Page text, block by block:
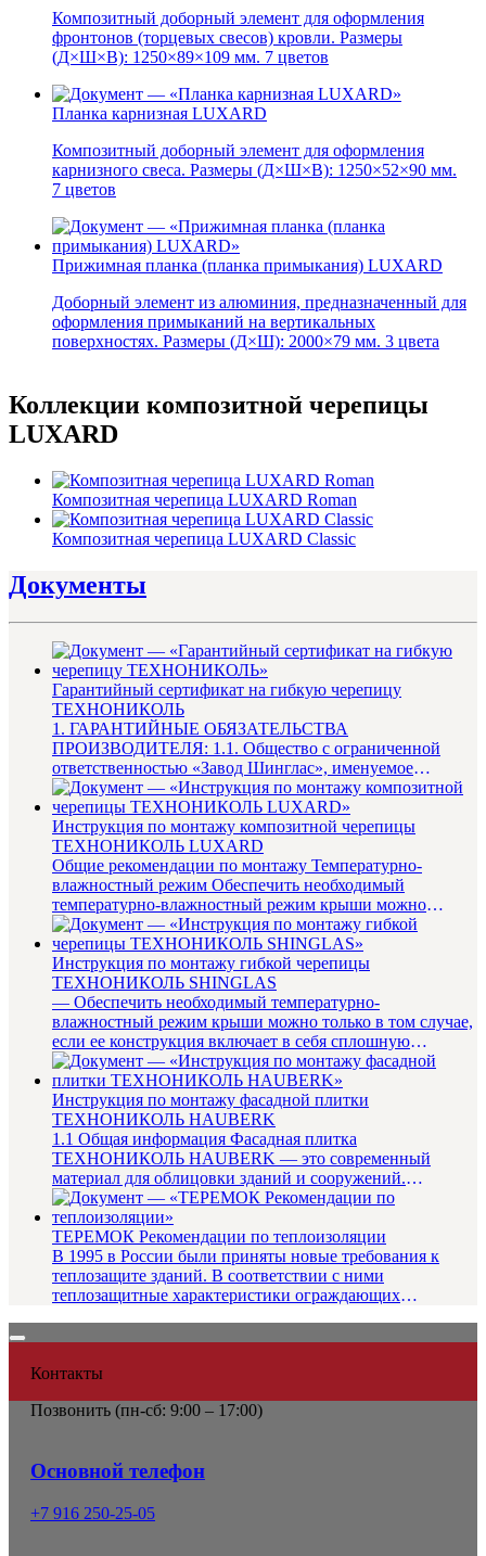
Композитный доборный элемент для оформления
фронтонов (торцевых свесов) кровли. Размеры
(Д×Ш×В): 1250×89×109 мм. 7 цветов
Планка карнизная LUXARD
Композитный доборный элемент для оформления
карнизного свеса. Размеры (Д×Ш×В): 1250×52×90 мм.
7 цветов
Прижимная планка (планка примыкания) LUXARD
Доборный элемент из алюминия, предназначенный для
оформления примыканий на вертикальных
поверхностях. Размеры (Д×Ш): 2000×79 мм. 3 цвета
Коллекции композитной черепицы
LUXARD
Композитная черепица LUXARD Roman
Композитная черепица LUXARD Classic
Документы
Гарантийный сертификат на гибкую черепицу
ТЕХНОНИКОЛЬ
1. ГАРАНТИЙНЫЕ ОБЯЗАТЕЛЬСТВА
ПРОИЗВОДИТЕЛЯ: 1.1. Общество с ограниченной
ответственностью «Завод Шинглас», именуемое
в дальнейшем «Производитель», гаранти...
Инструкция по монтажу композитной черепицы
ТЕХНОНИКОЛЬ LUXARD
Общие рекомендации по монтажу Температурно-
влажностный режим Обеспечить необходимый
температурно-влажностный режим крыши можно
только в том случае, если ее констр...
Инструкция по монтажу гибкой черепицы
ТЕХНОНИКОЛЬ SHINGLAS
— Обеспечить необходимый температурно-
влажностный режим крыши можно только в том случае,
если ее конструкция включает в себя сплошную
пароизоляцию, необходимую для д...
Инструкция по монтажу фасадной плитки
ТЕХНОНИКОЛЬ HAUBERK
1.1 Общая информация Фасадная плитка
ТЕХНОНИКОЛЬ HAUBERK — это современный
материал для облицовки зданий и сооружений.
Созданная на основе стеклохолста, улучшенного...
ТЕРЕМОК Рекомендации по теплоизоляции
В 1995 в России были приняты новые требования к
теплозащите зданий. В соответствии с ними
теплозащитные характеристики ограждающих
Контакты
Позвонить (пн-сб: 9:00 – 17:00)
Основной телефон
+7 916 250-25-05